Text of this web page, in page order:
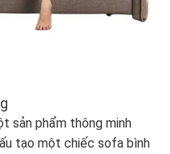
sản phẩm thông minh
tạo một chiếc sofa bình